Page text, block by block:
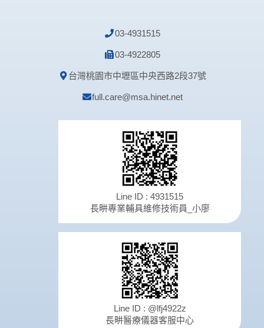
03-4931515
03-4922805
台灣桃園市中壢區中央西路2段37號
full.care@msa.hinet.net
Line ID : 4931515
長畊專業輔具維修技術員_小廖
Line ID : @lfj4922z
長畊醫療儀器客服中心